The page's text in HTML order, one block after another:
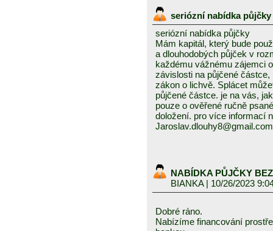
seriózní nabídka půjčky
seriózní nabídka půjčky
Mám kapitál, který bude
a dlouhodobých půjček v
každému vážnému zájemci
závislosti na půjčené
zákon o lichvě. Splácet
půjčené částce. je na vás,
pouze o ověřené ručně
doložení. pro více informací
Jaroslav.dlouhy8@gmail.com
NABÍDKA PŮJČKY
BIANKA| 10/26/2023
Dobré ráno.
Nabízíme financování